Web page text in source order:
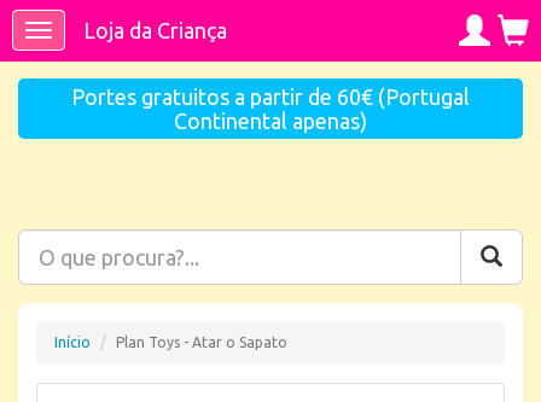
ToggleLoja da Criança
Portes gratuitos a partir de 60€ (Portugal
Continental apenas)
Início Plan Toys - Atar o Sapato